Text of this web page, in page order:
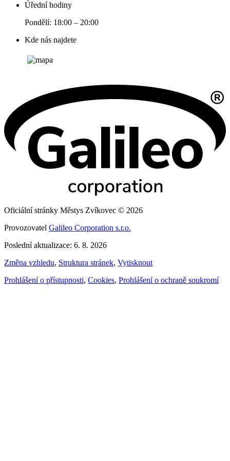
Úřední hodiny
Pondělí: 18:00 – 20:00
Kde nás najdete
Oficiální stránky Městys Zvíkovec © 2026
Provozovatel Galileo Corporation s.r.o.
Poslední aktualizace: 6. 8. 2026
Změna vzhledu, Struktura stránek, Vytisknout
Prohlášení o přístupnosti, Cookies, Prohlášení o ochraně soukromí